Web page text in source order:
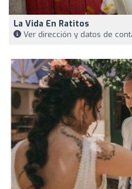
La Vida En Ratitos
Ver dirección y datos de